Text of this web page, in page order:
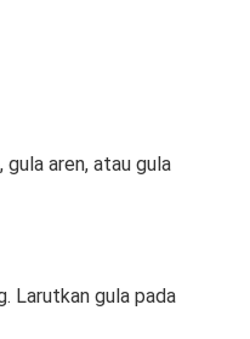
aren, atau gula
Larutkan gula pada